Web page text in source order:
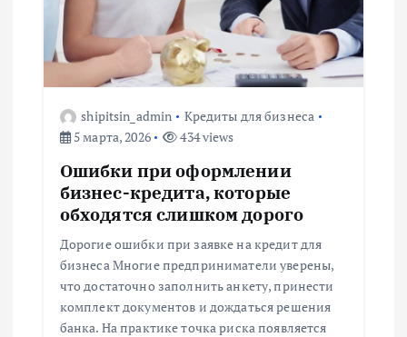
shipitsin_admin
Кредиты для бизнеса
5 марта, 2026
434 views
Ошибки при оформлении
бизнес-кредита, которые
обходятся слишком дорого
Дорогие ошибки при заявке на кредит для
бизнеса Многие предприниматели уверены,
что достаточно заполнить анкету, принести
комплект документов и дождаться решения
банка. На практике точка риска появляется